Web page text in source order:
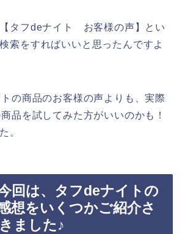
タフdeナイト お客様の声】とい
索をすればいいと思ったんですよ
の商品のお客様の声よりも、実際
品を試してみた方がいいのかも！
。
回は、タフdeナイトの
想をいくつかご紹介さ
ました♪